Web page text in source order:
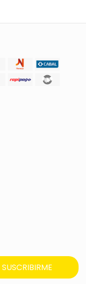
SUSCRIBIRME